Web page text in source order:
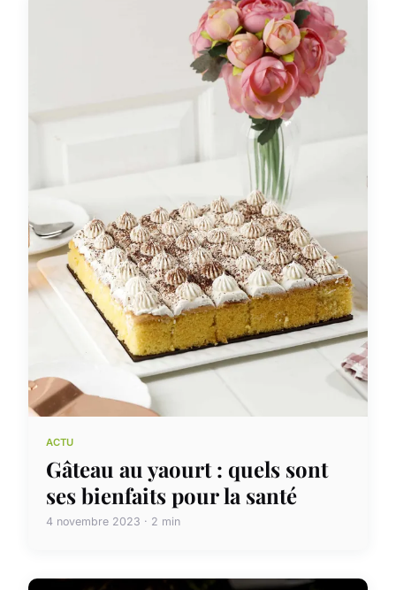
ACTU
Gâteau au yaourt : quels sont
ses bienfaits pour la santé
4 novembre 2023 · 2 min